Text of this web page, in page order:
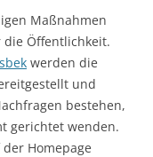
Maßnahmen
Öffentlichkeit.
werden die
und
bestehen,
gerichtet wenden.
Homepage